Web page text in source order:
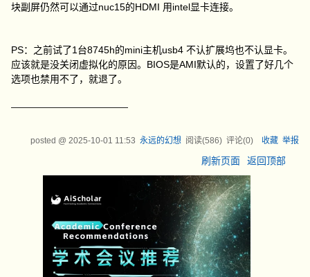
块副屏仍然可以通过nuc15的HDMI 用intel显卡连接。
PS：之前试了1台8745h的mini主机usb4 不认扩展坞也不认显卡。
应该就是没关闭虚拟化的原因。BIOS是AMI默认的，设置了好几个
选项也禁用不了，就退了。
—————————————
posted @ 2025-10-01 11:53 永远的幻想阅读(586) 评论(0) 收藏 举报
刷新页面 返回顶部